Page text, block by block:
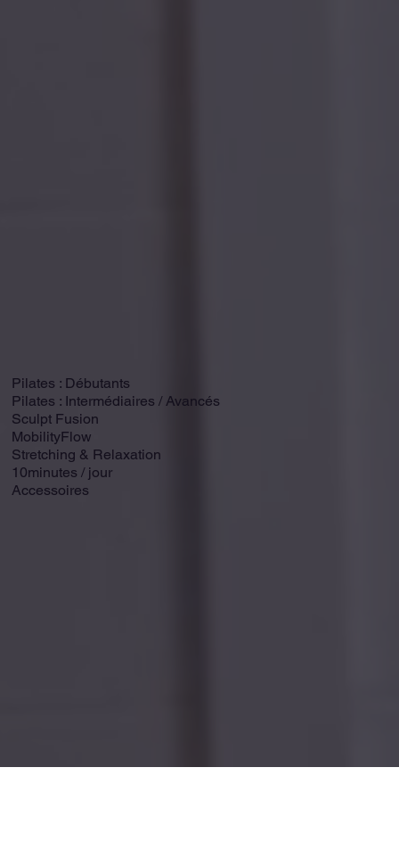
Pilates : Débutants
Pilates : Intermédiaires / Avancés
Sculpt Fusion
MobilityFlow
Stretching & Relaxation
10minutes / jour
Accessoires